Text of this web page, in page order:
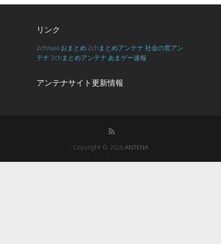
リンク
2chnavi おまとめ 2chまとめアンテナ 社会の窓アン
テナ 2chまとめアンテナ あまゲー速報
アンテナサイト更新情報
Copyright © 2026ANTENA